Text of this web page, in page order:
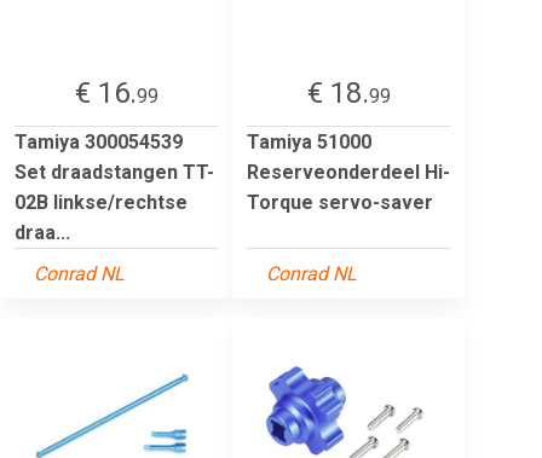
€ 16.99
Tamiya 300054539
Set draadstangen TT-
02B linkse/rechtse
draa...
Conrad NL
€ 18.99
Tamiya 51000
Reserveonderdeel Hi-
Torque servo-saver
Conrad NL